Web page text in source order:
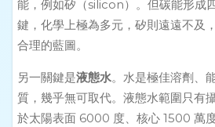
能，例如矽（silicon）。但碳能形成
鍵，化學上極為多元，矽則遠遠不及
合理的藍圖。
另一關鍵是液態水。水是極佳溶劑、
質，幾乎無可取代。液態水範圍只有
於太陽表面 6000 度、核心 1500 萬